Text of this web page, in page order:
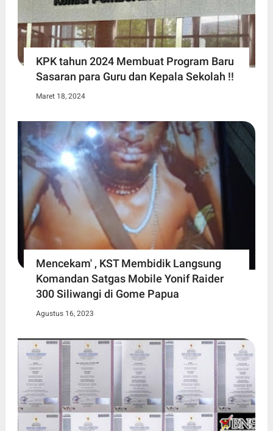
KPK tahun 2024 Membuat Program Baru
Sasaran para Guru dan Kepala Sekolah !!
Maret 18, 2024
Mencekam' , KST Membidik Langsung
Komandan Satgas Mobile Yonif Raider
300 Siliwangi di Gome Papua
Agustus 16, 2023